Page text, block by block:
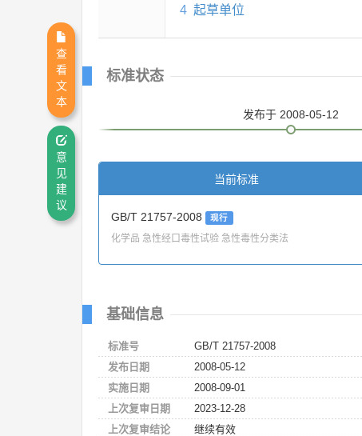
4 起草单位
标准状态
发布于 2008-05-12
当前标准
GB/T 21757-2008 现行
化学品 急性经口毒性试验 急性毒性分类法
基础信息
标准号
GB/T 21757-2008
发布日期
2008-05-12
实施日期
2008-09-01
上次复审日期
2023-12-28
上次复审结论
继续有效
查
看
文
本
意
见
建
议